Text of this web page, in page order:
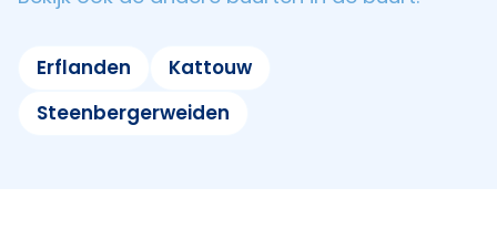
Erflanden
Kattouw
Steenbergerweiden